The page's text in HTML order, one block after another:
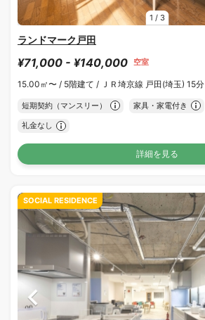
1 / 3
ランドマーク戸田
¥71,000 - ¥140,000 空室
15.00㎡〜 / 5階建て / ＪＲ埼京線 戸田(埼玉) 15分
短期契約（マンスリー） 家具・家電付き
礼金なし
詳細を見る
SOCIAL RESIDENCE